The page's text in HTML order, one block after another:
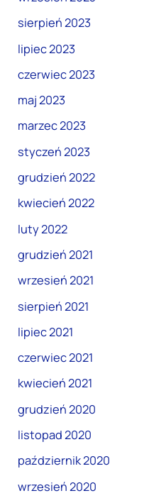
sierpień 2023
lipiec 2023
czerwiec 2023
maj 2023
marzec 2023
styczeń 2023
grudzień 2022
kwiecień 2022
luty 2022
grudzień 2021
wrzesień 2021
sierpień 2021
lipiec 2021
czerwiec 2021
kwiecień 2021
grudzień 2020
listopad 2020
październik 2020
wrzesień 2020